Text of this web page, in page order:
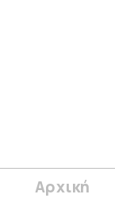
Αρχική